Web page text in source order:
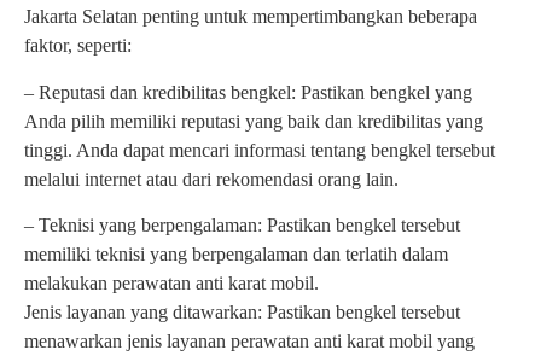
Jakarta Selatan penting untuk mempertimbangkan beberapa
faktor, seperti:
– Reputasi dan kredibilitas bengkel: Pastikan bengkel yang
Anda pilih memiliki reputasi yang baik dan kredibilitas yang
tinggi. Anda dapat mencari informasi tentang bengkel tersebut
melalui internet atau dari rekomendasi orang lain.
– Teknisi yang berpengalaman: Pastikan bengkel tersebut
memiliki teknisi yang berpengalaman dan terlatih dalam
melakukan perawatan anti karat mobil.
Jenis layanan yang ditawarkan: Pastikan bengkel tersebut
menawarkan jenis layanan perawatan anti karat mobil yang